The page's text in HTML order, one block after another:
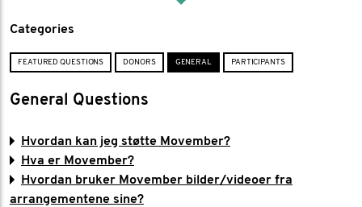
Categories
FEATURED QUESTIONS DONORS GENERAL PARTICIPANTS
General Questions
Hvordan kan jeg støtte Movember?
Hva er Movember?
Hvordan bruker Movember bilder/videoer fra
arrangementene sine?